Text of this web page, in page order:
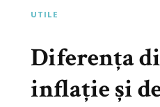
UTILE
Diferența
inflație și